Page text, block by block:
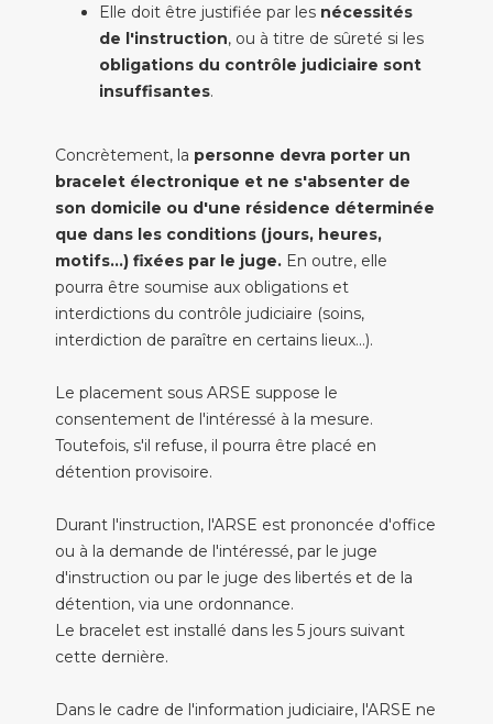
Elle doit être justifiée par les nécessités
de l'instruction, ou à titre de sûreté si les
obligations du contrôle judiciaire sont
insuffisantes.
Concrètement, la personne devra porter un
bracelet électronique et ne s'absenter de
son domicile ou d'une résidence déterminée
que dans les conditions (jours, heures,
motifs...) fixées par le juge. En outre, elle
pourra être soumise aux obligations et
interdictions du contrôle judiciaire (soins,
interdiction de paraître en certains lieux...).
Le placement sous ARSE suppose le
consentement de l'intéressé à la mesure.
Toutefois, s'il refuse, il pourra être placé en
détention provisoire.
Durant l'instruction, l'ARSE est prononcée d'office
ou à la demande de l'intéressé, par le juge
d'instruction ou par le juge des libertés et de la
détention, via une ordonnance.
Le bracelet est installé dans les 5 jours suivant
cette dernière.
Dans le cadre de l'information judiciaire, l'ARSE ne